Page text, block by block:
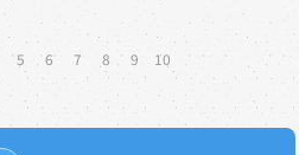
5 6 7 8 9 10